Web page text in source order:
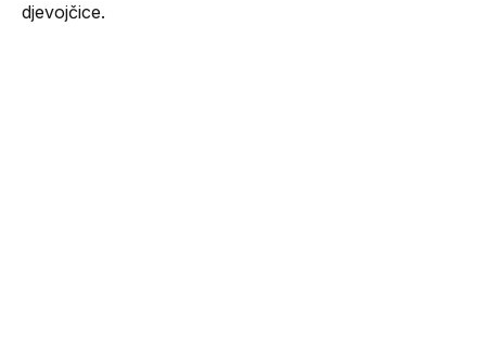
djevojčice.